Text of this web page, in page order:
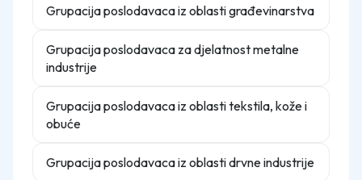
Grupacija poslodavaca iz oblasti građevinarstva
Grupacija poslodavaca za djelatnost metalne
industrije
Grupacija poslodavaca iz oblasti tekstila, kože i
obuće
Grupacija poslodavaca iz oblasti drvne industrije